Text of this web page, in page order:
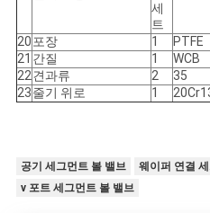
세
트
20 포장 1 PTFE
21 간질 1 WCB
22견과류 2 35
23줄기 위로 1
공기 세그먼트 볼 밸브
웨이퍼 연결
v 포트 세그먼트 볼 밸브